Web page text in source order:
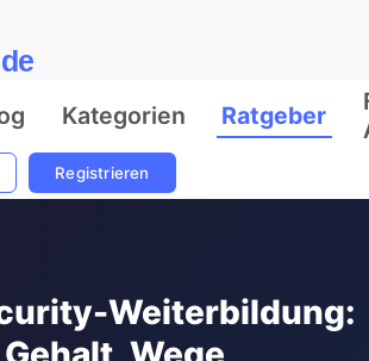
Kategorien Ratgeber
Registrieren
Weiterbildung: